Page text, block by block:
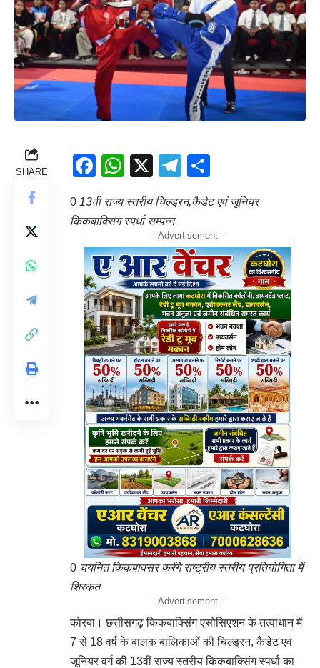
SHARE Facebook
WhatsApp
X Telegram
0 13वी राज्य स्तरीय चिल्ड्रन,कैडेट एवं जूनियर
किकबाक्सिंग स्पर्धा सम्पन्न
- Advertisement -
0 चयनित किकबाक्सर करेंगे राष्ट्रीय स्तरीय प्रतियोगिता में
शिरकत
- Advertisement -
कोरबा। छत्तीसगढ़ किकबाक्सिंग एसोसिएशन के तत्वाधान में
7 से 18 वर्ष के बालक बालिकाओं की चिल्ड्रन, कैडेट एवं
जूनियर वर्ग की 13वीं राज्य स्तरीय किकबाक्सिंग स्पर्धा का